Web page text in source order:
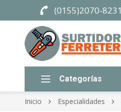
(0155)2070-8231
Inicio Especialidades